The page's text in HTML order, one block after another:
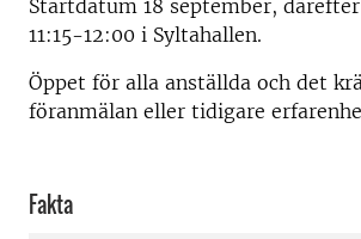
Startdatum 18 september,
11:15-12:00 i Syltahallen.
Öppet för alla anställda och det
föranmälan eller tidigare
Fakta